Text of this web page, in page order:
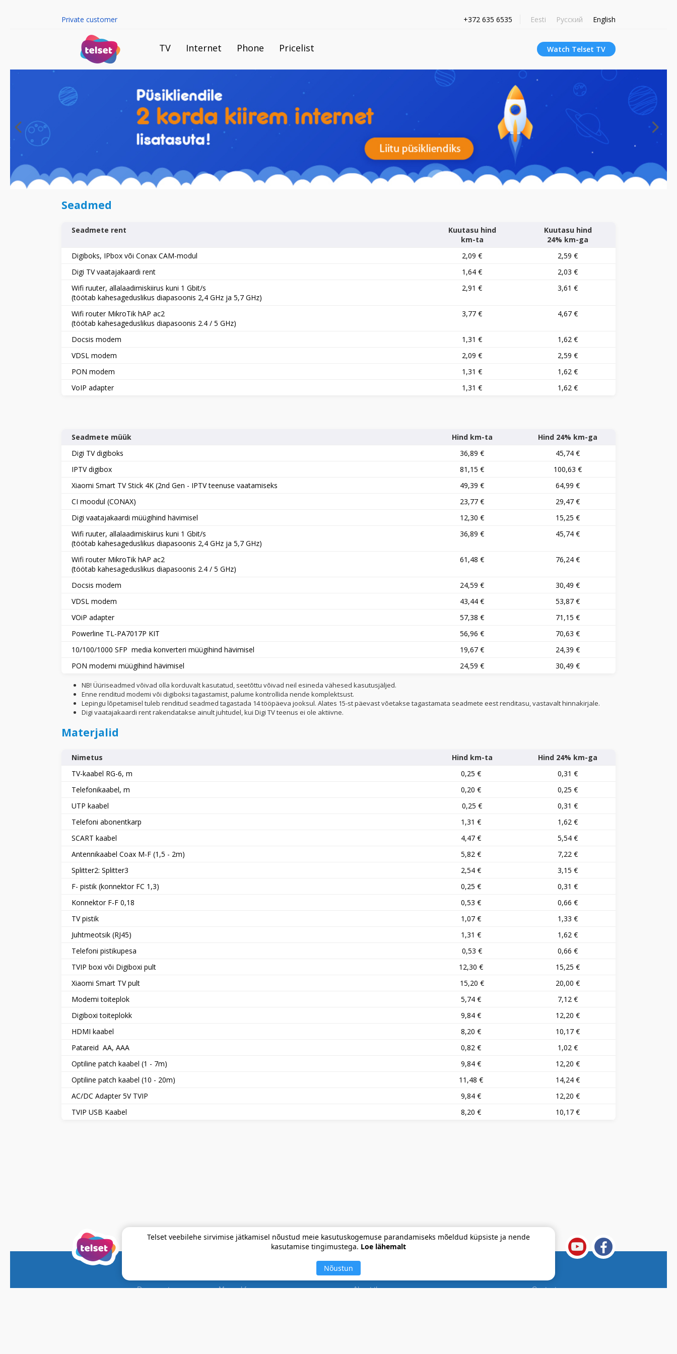
Private customer +372 635 6535 Eesti Русский English
TV Internet Phone Pricelist Watch Telset TV
Telset veebilehe sirvimise jätkamisel nõustud meie kasutuskogemuse parandamiseks mõeldud küpsiste ja nende
kasutamise tingimustega. Loe lähemalt
Nõustun
Seadmed
Seadmete rent
Kuutasu hind
km-ta
Kuutasu hind
24% km-ga
Digiboks, IPbox või Conax CAM-modul
2,09 €
2,59 €
Digi TV vaatajakaardi rent
1,64 €
2,03 €
Wifi ruuter, allalaadimiskiirus kuni 1 Gbit/s
(töötab kahesageduslikus diapasoonis 2,4 GHz ja 5,7 GHz)
2,91 € 3,61 €
Wifi router MikroTik hAP ac2
(töötab kahesageduslikus diapasoonis 2.4 / 5 GHz)
3,77 € 4,67 €
Docsis modem 1,31 €
1,62 €
VDSL modem
2,09 €
2,59 €
PON modem
1,31 €
1,62 €
VoIP adapter
1,31 € 1,62 €
Seadmete müük​ Hind km-ta
Hind 24% km-ga
Digi TV digiboks
36,89 €
45,74 €
IPTV digibox
81,15 €
100,63 €
Xiaomi Smart TV Stick 4K (2nd Gen - IPTV teenuse vaatamiseks
49,39 €
64,99 €
CI moodul (CONAX)
23,77 €
29,47 €
Digi vaatajakaardi müügihind hävimisel
12,30 €
15,25 €
Wifi ruuter, allalaadimiskiirus kuni 1 Gbit/s
(töötab kahesageduslikus diapasoonis 2,4 GHz ja 5,7 GHz)
36,89 € 45,74 €
Wifi router MikroTik hAP ac2
(töötab kahesageduslikus diapasoonis 2.4 / 5 GHz)
61,48 € 76,24 €
Docsis modem 24,59 €
30,49 €
VDSL modem
43,44 €
53,87 €
VOiP adapter
57,38 €
71,15 €
Powerline TL-PA7017P KIT
56,96 €
70,63 €
10/100/1000 SFP media konverteri müügihind hävimisel
19,67 €
24,39 €
PON modemi müügihind hävimisel
24,59 € 30,49 €
NB! Üüriseadmed võivad olla korduvalt kasutatud, seetõttu võivad neil esineda vähesed kasutusjäljed.
Enne renditud modemi või digiboksi tagastamist, palume kontrollida nende komplektsust.
Lepingu lõpetamisel tuleb renditud seadmed tagastada 14 tööpäeva jooksul. Alates 15-st päevast võetakse tagastamata seadmete eest renditasu, vastavalt hinnakirjale.
Digi vaatajakaardi rent rakendatakse ainult juhtudel, kui Digi TV teenus ei ole aktiivne.
Materjalid
Nimetus Hind km-ta
Hind 24% km-ga
TV-kaabel RG-6, m
0,25 €
0,31 €
Telefonikaabel, m
0,20 €
0,25 €
UTP kaabel
0,25 €
0,31 €
Telefoni abonentkarp
1,31 €
1,62 €
SCART kaabel
4,47 €
5,54 €
Antennikaabel Coax M-F (1,5 - 2m)
5,82 €
7,22 €
Splitter2: Splitter3
2,54 €
3,15 €
F- pistik (konnektor FC 1,3)
0,25 €
0,31 €
Konnektor F-F 0,18
0,53 €
0,66 €
TV pistik
1,07 €
1,33 €
Juhtmeotsik (RJ45)
1,31 €
1,62 €
Telefoni pistikupesa
0,53 €
0,66 €
TVIP boxi või Digiboxi pult
12,30 €
15,25 €
Xiaomi Smart TV pult
15,20 €
20,00 €
Modemi toiteplok
5,74 €
7,12 €
Digiboxi toiteplokk
9,84 €
12,20 €
HDMI kaabel
8,20 €
10,17 €
Patareid AA, AAA
0,82 €
1,02 €
Optiline patch kaabel (1 - 7m)
9,84 €
12,20 €
Optiline patch kaabel (10 - 20m)
11,48 €
14,24 €
AC/DC Adapter 5V TVIP
9,84 €
12,20 €
TVIP USB Kaabel
8,20 € 10,17 €
Documents
Manual for use
About the company
Contacts